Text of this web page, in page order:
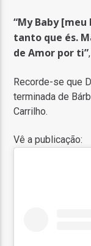
“My Baby
tanto que és.
de Amor por ti”
Recorde-se que
terminada de
Carrilho.
Vê a publicação: